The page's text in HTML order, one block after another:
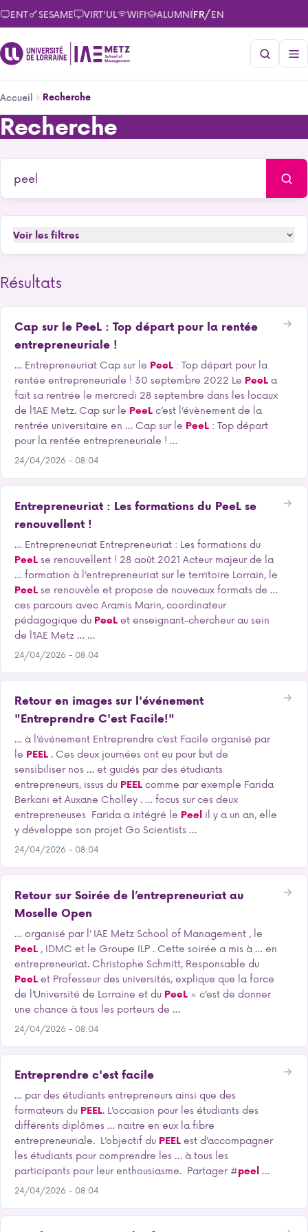
Aller
au
contenu
principal
ENT SESAME VIRT'UL WIFI ALUMNIFR/EN
d'Ariane
Accueil Recherche
Recherche
Recherche
Voir les filtres
Résultats
Cap sur le PeeL : Top départ pour la rentée
entrepreneuriale !
… Entrepreneuriat Cap sur le PeeL : Top départ pour la
rentée entrepreneuriale ! 30 septembre 2022 Le PeeLa
fait sa rentrée le mercredi 28 septembre dans les locaux
de l’IAE Metz. Cap sur le PeeLc’est l’évènement de la
rentrée universitaire en … Cap sur le PeeL : Top départ
pour la rentée entrepreneuriale ! …
24/04/2026 - 08:04
Entrepreneuriat : Les formations du PeeL se
renouvellent !
… Entrepreneuriat Entrepreneuriat : Les formations du
PeeLse renouvellent ! 28 août 2021 Acteur majeur de la
… formation à l’entrepreneuriat sur le territoire Lorrain, le
PeeLse renouvèle et propose de nouveaux formats de …
ces parcours avec Aramis Marin, coordinateur
pédagogique du PeeLet enseignant-chercheur au sein
de l’IAE Metz … …
24/04/2026 - 08:04
Retour en images sur l'événement
"Entreprendre C'est Facile!"
… à l’événement Entreprendre c’est Facile organisé par
le PEEL. Ces deux journées ont eu pour but de
sensibiliser nos … et guidés par des étudiants
entrepreneurs, issus du PEELcomme par exemple Farida
Berkani et Auxane Cholley . … focus sur ces deux
entrepreneuses Farida a intégré le Peel il y a un an, elle
y développe son projet Go Scientists …
24/04/2026 - 08:04
Retour sur Soirée de l’entrepreneuriat au
Moselle Open
… organisé par l’ IAE Metz School of Management , le
PeeL , IDMC et le Groupe ILP . Cette soirée a mis à … en
entrepreneuriat. Christophe Schmitt, Responsable du
PeeLet Professeur des universités, explique que la force
de l’Université de Lorraine et du PeeL « c’est de donner
une chance à tous les porteurs de …
24/04/2026 - 08:04
Entreprendre c'est facile
… par des étudiants entrepreneurs ainsi que des
formateurs du PEEL. L’occasion pour les étudiants des
différents diplômes … naitre en eux la fibre
entrepreneuriale. L’objectif du PEELest d’accompagner
les étudiants pour comprendre les … à tous les
participants pour leur enthousiasme. Partager #peel…
24/04/2026 - 08:04